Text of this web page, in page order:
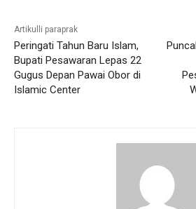
Artikulli paraprak
Peringati Tahun Baru Islam,
Bupati Pesawaran Lepas 22
Gugus Depan Pawai Obor di
Islamic Center